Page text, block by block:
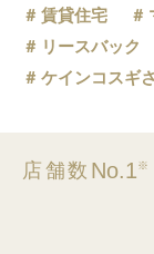
賃貸住宅
リースバック
ケインコスギ
店舗数 No.1※